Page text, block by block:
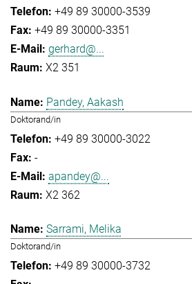
+49 89 30000-3539
+49 89 30000-3351
gerhard@...
X2 351
Pandey, Aakash
Doktorand/in
+49 89 30000-3022
-
apandey@...
X2 362
Sarrami, Melika
Doktorand/in
+49 89 30000-3732